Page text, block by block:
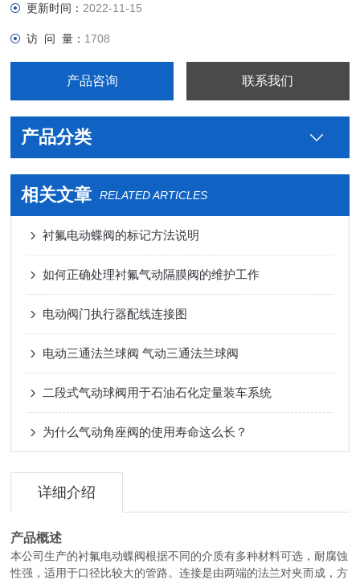
更新时间： 2022-11-15
访 问 量： 1708
产品咨询 联系我们
产品分类
相关文章 RELATED ARTICLES
衬氟电动蝶阀的标记方法说明
如何正确处理衬氟气动隔膜阀的维护工作
电动阀门执行器配线连接图
电动三通法兰球阀 气动三通法兰球阀
二段式气动球阀用于石油石化定量装车系统
为什么气动角座阀的使用寿命这么长？
详细介绍
产品概述
本公司生产的衬氟电动蝶阀根据不同的介质有多种材料可选，耐腐蚀
性强，适用于口径比较大的管路。连接是由两端的法兰对夹而成，方